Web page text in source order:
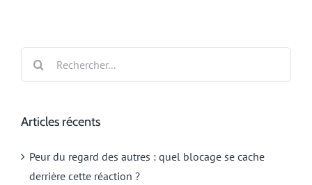
Rechercher:
Articles récents
Peur du regard des autres : quel blocage se cache
derrière cette réaction ?